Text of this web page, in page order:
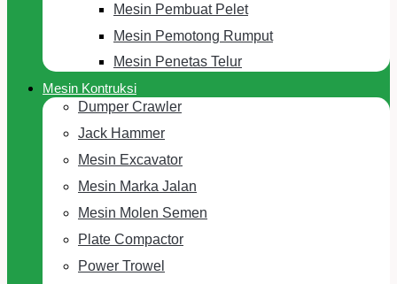
Mesin Pembuat Pelet
Mesin Pemotong Rumput
Mesin Penetas Telur
Mesin Kontruksi
Dumper Crawler
Jack Hammer
Mesin Excavator
Mesin Marka Jalan
Mesin Molen Semen
Plate Compactor
Power Trowel